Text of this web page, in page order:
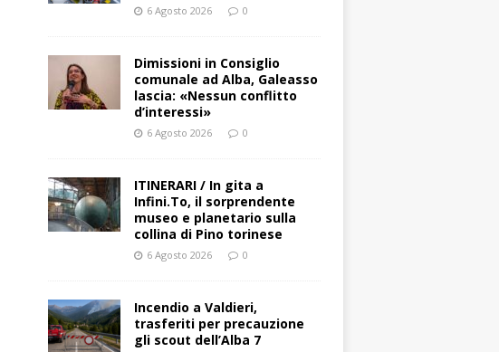
6 Agosto 2026 0
Dimissioni in Consiglio
comunale ad Alba, Galeasso
lascia: «Nessun conflitto
d’interessi»
6 Agosto 2026 0
ITINERARI / In gita a
Infini.To, il sorprendente
museo e planetario sulla
collina di Pino torinese
6 Agosto 2026 0
Incendio a Valdieri,
trasferiti per precauzione
gli scout dell’Alba 7